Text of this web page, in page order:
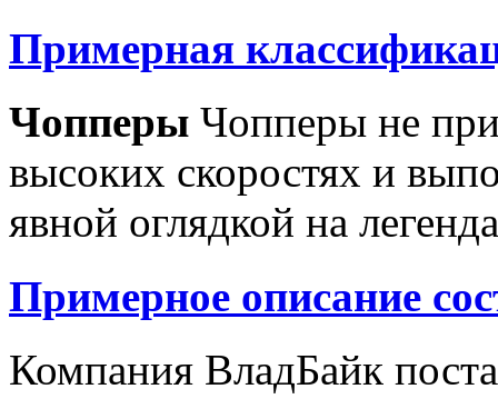
Примерная
Чопперы Чопперы не
высоких скоростях и
явной оглядкой на
Примерное описание
Компания ВладБайк